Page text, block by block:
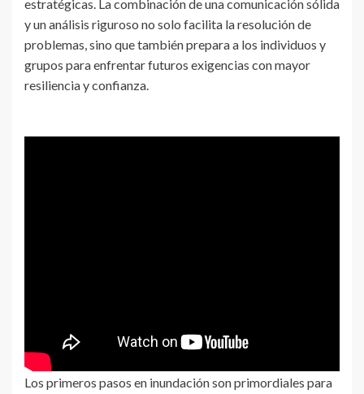
estratégicas. La combinación de una comunicación sólida
y un análisis riguroso no solo facilita la resolución de
problemas, sino que también prepara a los individuos y
grupos para enfrentar futuros exigencias con mayor
resiliencia y confianza.
Los primeros pasos en inundación son primordiales para